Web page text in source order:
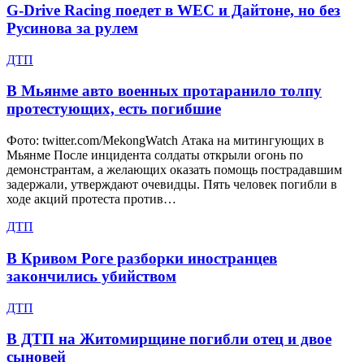
G-Drive Racing поедет в WEC и Дайтоне, но без
Русинова за рулем
ДТП
В Мьянме авто военных протаранило толпу
протестующих, есть погибшие
Фото: twitter.com/MekongWatch Атака на митингующих в
Мьянме После инцидента солдаты открыли огонь по
демонстрантам, а желающих оказать помощь пострадавшим
задержали, утверждают очевидцы. Пять человек погибли в
ходе акций протеста против…
ДТП
В Кривом Роге разборки иностранцев
закончились убийством
ДТП
В ДТП на Житомирщине погибли отец и двое
сыновей